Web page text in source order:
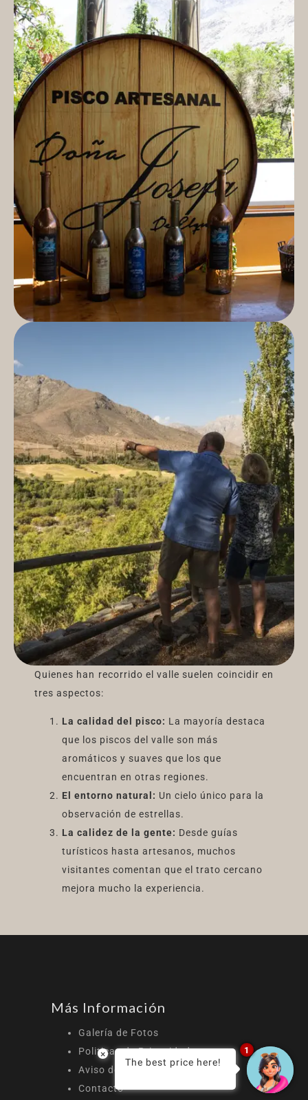
Quienes han recorrido el valle suelen coincidir en
tres aspectos:
La calidad del pisco: La mayoría destaca
que los piscos del valle son más
aromáticos y suaves que los que
encuentran en otras regiones.
El entorno natural: Un cielo único para la
observación de estrellas.
La calidez de la gente: Desde guías
turísticos hasta artesanos, muchos
visitantes comentan que el trato cercano
mejora mucho la experiencia.
Más Información
Galería de Fotos
Politicas de Privacidad
Aviso de Cookies
Contacto
×
The best price here!
1